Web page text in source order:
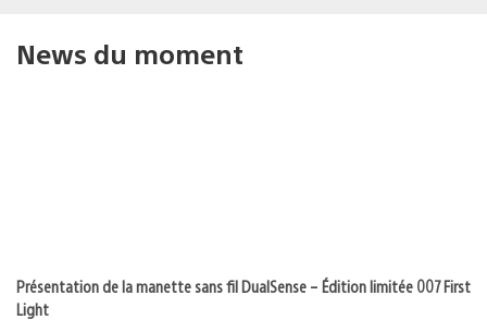
News du moment
Présentation de la manette sans fil DualSense – Édition limitée 007 First
Light